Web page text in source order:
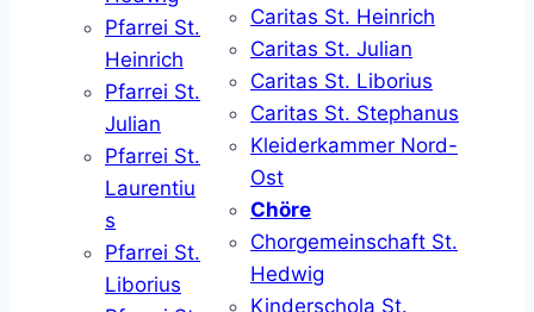
Pfarrei St.
Heinrich
Pfarrei St.
Julian
Pfarrei St.
Laurentiu
s
Pfarrei St.
Liborius
Caritas St. Heinrich
Caritas St. Julian
Caritas St. Liborius
Caritas St. Stephanus
Kleiderkammer Nord-
Ost
Chöre
Chorgemeinschaft St.
Hedwig
Kinderschola St.